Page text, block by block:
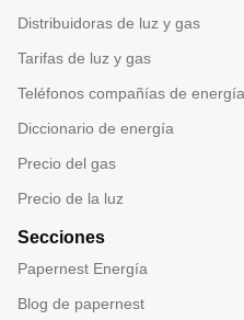
Distribuidoras de luz y gas
Tarifas de luz y gas
Teléfonos compañías de energía
Diccionario de energía
Precio del gas
Precio de la luz
Secciones
Papernest Energía
Blog de papernest